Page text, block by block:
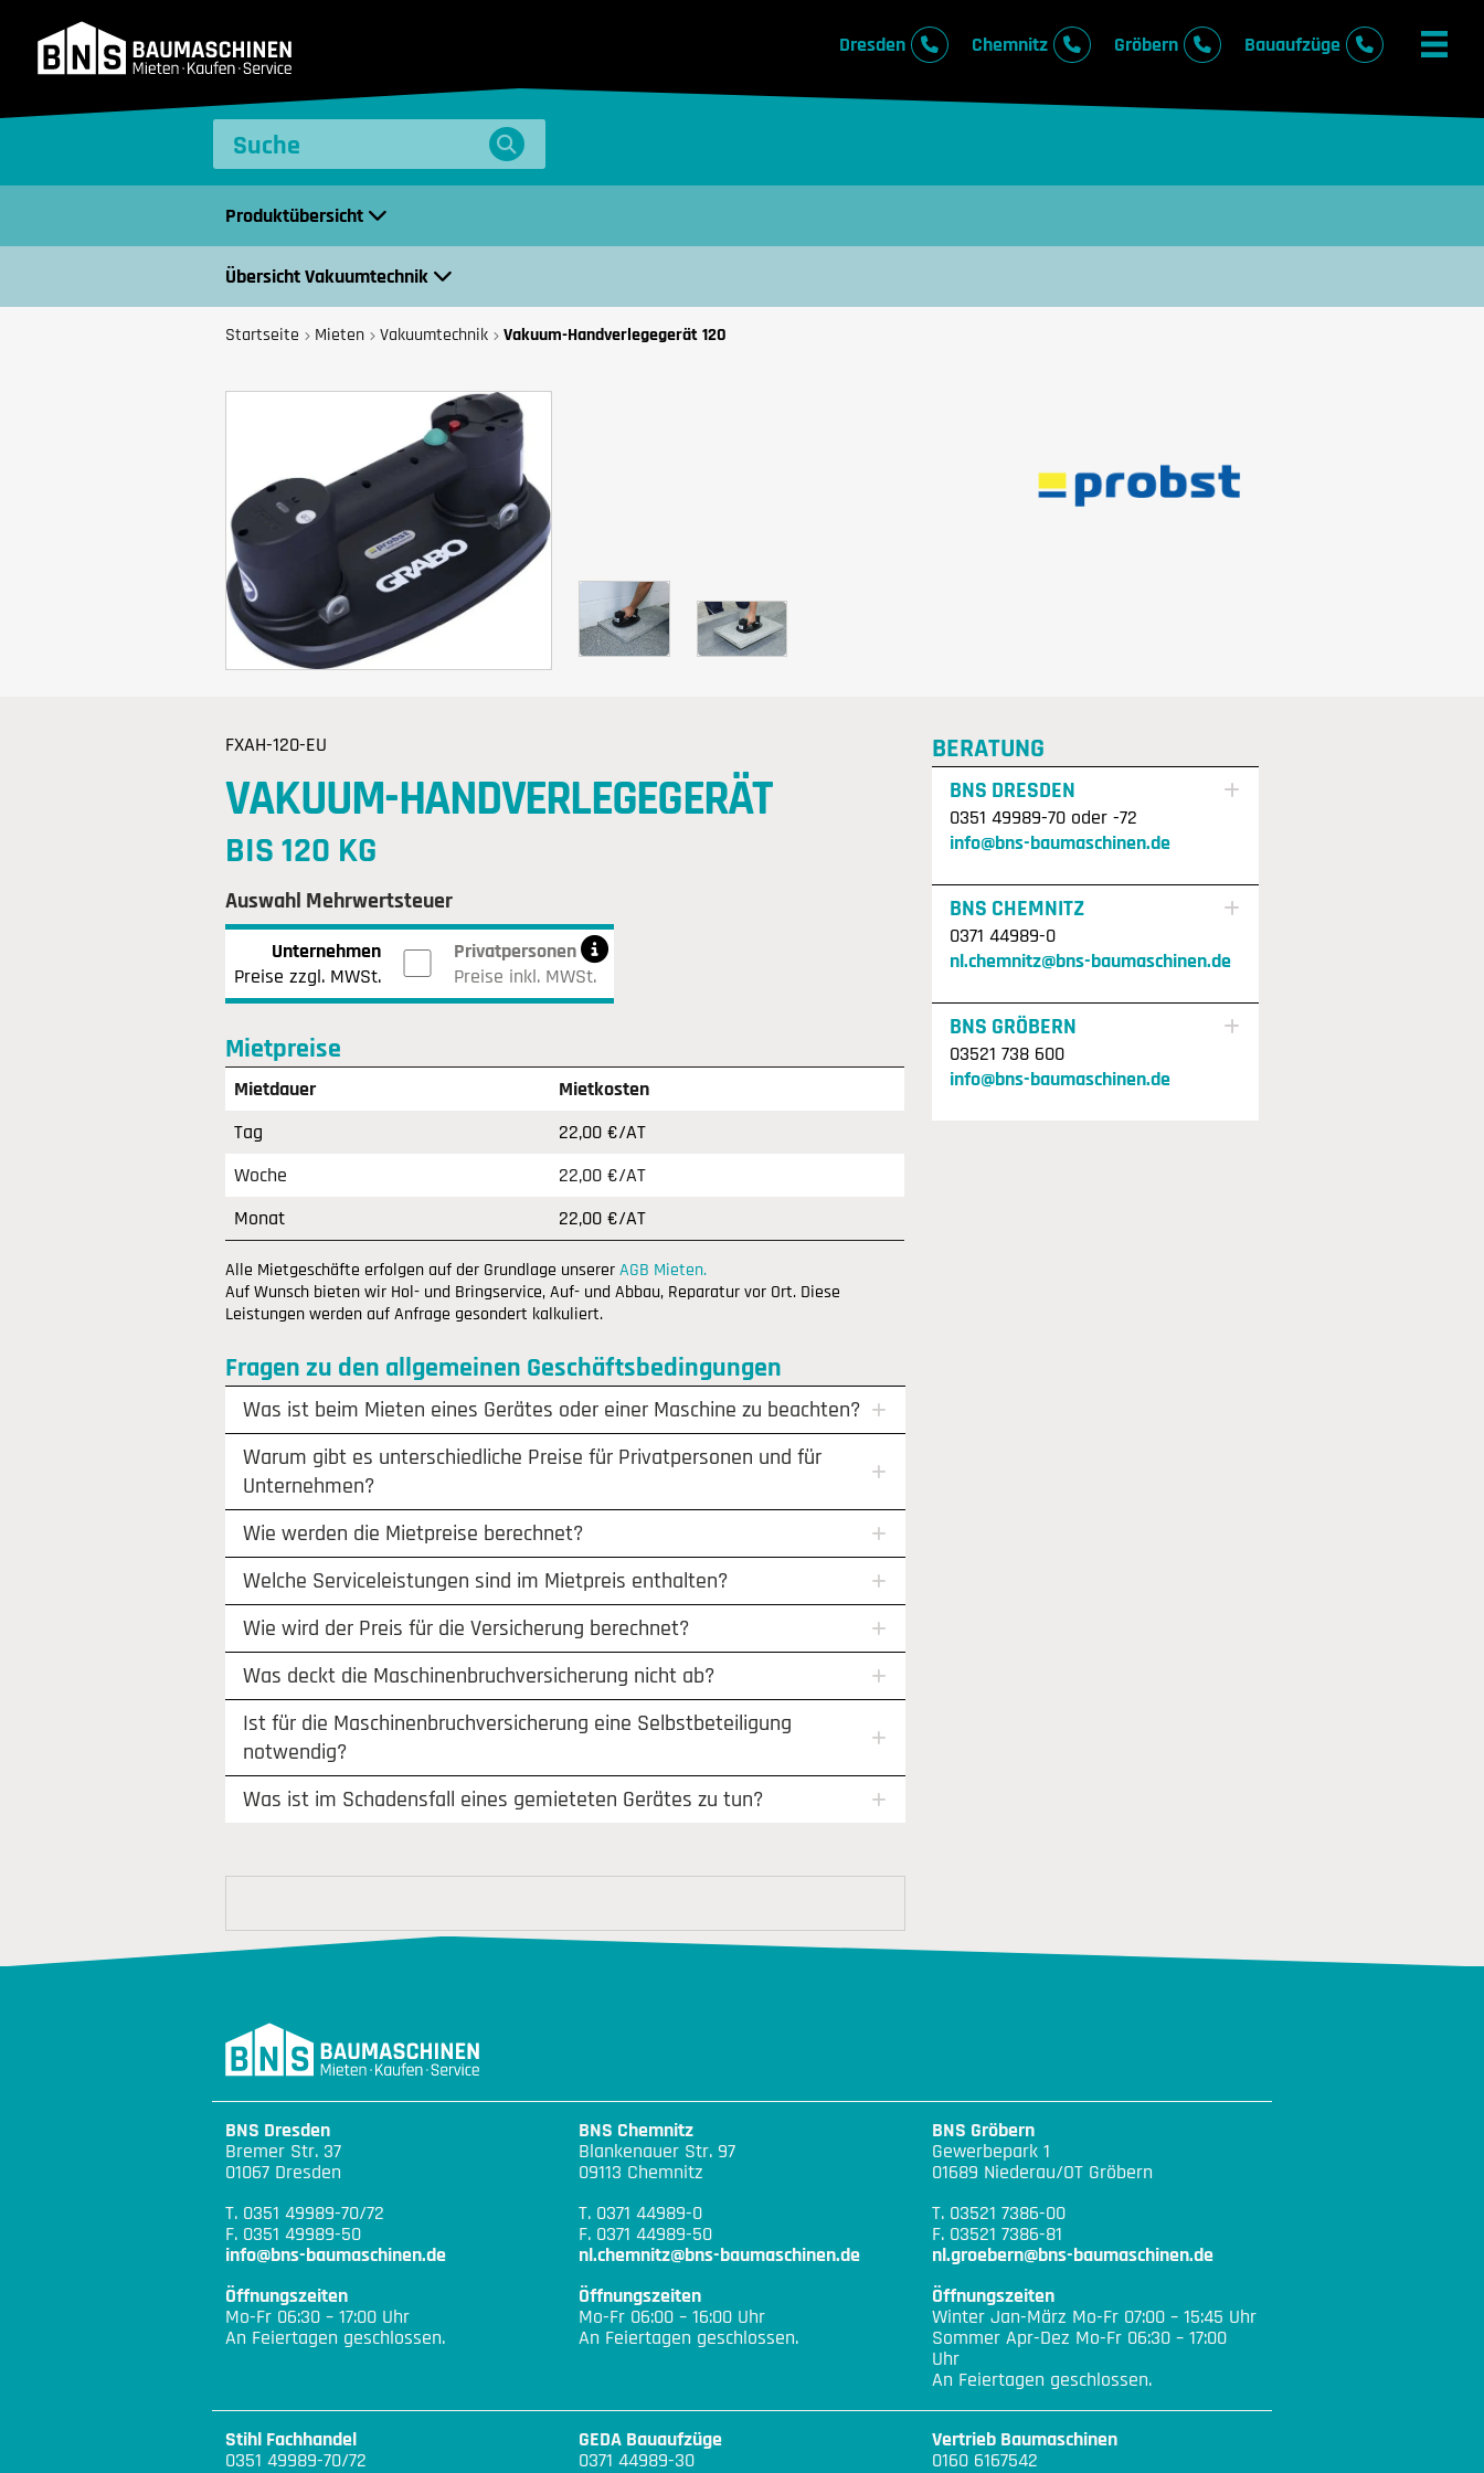
Dresden
Chemnitz Gröbern Bauaufzüge
Produktübersicht
Übersicht Vakuumtechnik
Startseite Mieten Vakuumtechnik Vakuum-Handverlegegerät 120
FXAH-120-EU
VAKUUM-HANDVERLEGEGERÄT
BIS 120 KG
Auswahl Mehrwertsteuer
Unternehmen
Preise zzgl. MWSt.
Privatpersonen
Preise inkl. MWSt.
Mietpreise
Mietdauer
Mietkosten
Tag
22,00 €/AT
Woche
22,00 €/AT
Monat
22,00 €/AT
Alle Mietgeschäfte erfolgen auf der Grundlage unserer AGB Mieten.
Auf Wunsch bieten wir Hol- und Bringservice, Auf- und Abbau, Reparatur vor Ort. Diese
Leistungen werden auf Anfrage gesondert kalkuliert.
Fragen zu den allgemeinen Geschäftsbedingungen
Was ist beim Mieten eines Gerätes oder einer Maschine zu beachten?
Warum gibt es unterschiedliche Preise für Privatpersonen und für
Unternehmen?
Wie werden die Mietpreise berechnet?
Welche Serviceleistungen sind im Mietpreis enthalten?
Wie wird der Preis für die Versicherung berechnet?
Was deckt die Maschinenbruchversicherung nicht ab?
Ist für die Maschinenbruchversicherung eine Selbstbeteiligung
notwendig?
Was ist im Schadensfall eines gemieteten Gerätes zu tun?
BERATUNG
BNS DRESDEN
0351 49989-70 oder -72
info@bns-baumaschinen.de
BNS CHEMNITZ
0371 44989-0
nl.chemnitz@bns-baumaschinen.de
BNS GRÖBERN
03521 738 600
info@bns-baumaschinen.de
BNS Dresden
Bremer Str. 37
01067 Dresden
T. 0351 49989-70/72
F. 0351 49989-50
info@bns-baumaschinen.de
Öffnungszeiten
Mo-Fr 06:30 – 17:00 Uhr
An Feiertagen geschlossen.
BNS Chemnitz
Blankenauer Str. 97
09113 Chemnitz
T. 0371 44989-0
F. 0371 44989-50
nl.chemnitz@bns-baumaschinen.de
Öffnungszeiten
Mo-Fr 06:00 – 16:00 Uhr
An Feiertagen geschlossen.
BNS Gröbern
Gewerbepark 1
01689 Niederau/OT Gröbern
T. 03521 7386-00
F. 03521 7386-81
nl.groebern@bns-baumaschinen.de
Öffnungszeiten
Winter Jan-März Mo-Fr 07:00 – 15:45 Uhr
Sommer Apr-Dez Mo-Fr 06:30 – 17:00
Uhr
An Feiertagen geschlossen.
Stihl Fachhandel
0351 49989-70/72
GEDA Bauaufzüge
0371 44989-30
Vertrieb Baumaschinen
0160 6167542